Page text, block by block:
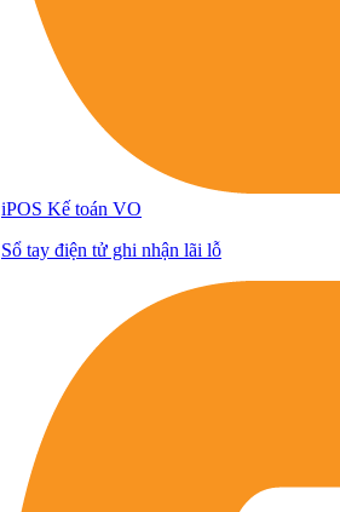
iPOS Kế toán VO
Sổ tay điện tử ghi nhận lãi lỗ